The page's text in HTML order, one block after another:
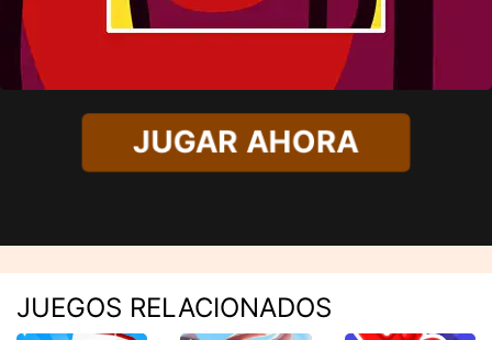
JUGAR AHORA
JUEGOS RELACIONADOS